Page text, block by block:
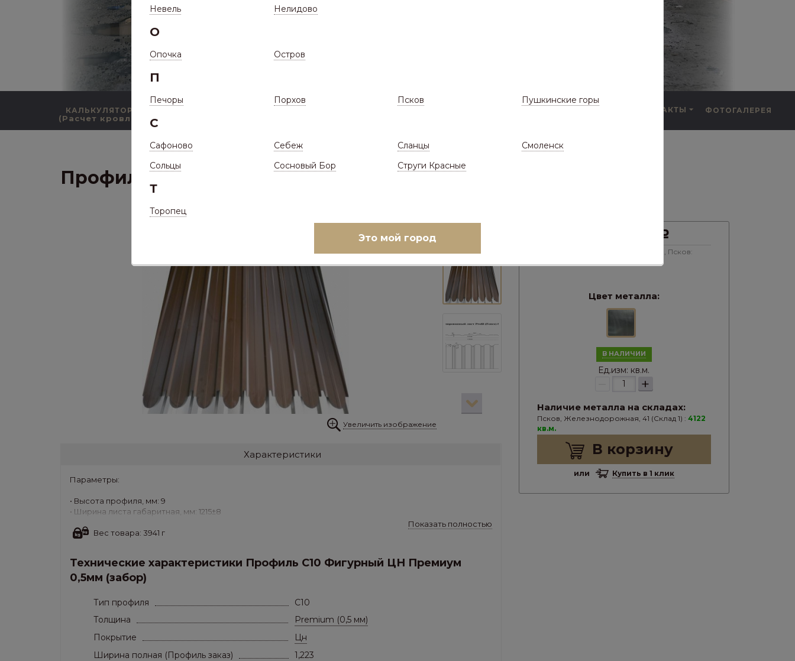
КАЛЬКУЛЯТОР
(Расчет кровли)
КОНТАКТЫ ФОТОГАЛЕРЕЯ
Каталог/ Профиль C10 Фигурный ЦН Премиум 0,5мм (забор)
Профиль C10 Фигурный ЦН Премиум 0,5мм (забор)
Увеличить изображение
Р
Цена с максимальной скидкой, Псков:
405
Цвет металла:
В НАЛИЧИИ
Ед.изм: кв.м.
+
Наличие металла на складах:
Псков, Железнодорожная, 41 (Склад 1) : 4122
кв.м.
В корзину
или Купить в 1 клик
Характеристики
Параметры:
• Высота профиля, мм: 9
• Ширина листа габаритная, мм: 1215±8
• Вес 1 м.кв.,кг/м.кв.: 3,941
Применение: заборы.
Показать полностью
Вес товара: 3941 г
Технические характеристики Профиль C10 Фигурный ЦН Премиум
0,5мм (забор)
Тип профиля
C10
Толщина
Premium (0,5 мм)
Покрытие
Цн
Ширина полная (Профиль заказ)
1,223
Невель Нелидово
О
Опочка Остров
П
Печоры Порхов Псков Пушкинские горы
С
Сафоново Себеж Сланцы
Смоленск
Сольцы
Сосновый Бор Струги Красные
Т
Торопец
Это мой город